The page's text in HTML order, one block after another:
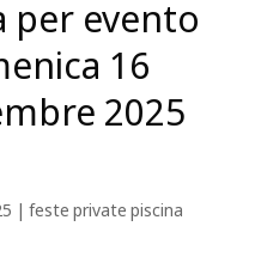
per evento
16
2025
| feste private piscina